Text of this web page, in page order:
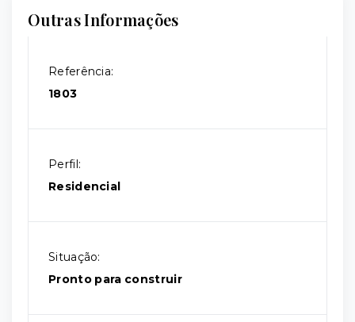
Outras Informações
Referência:
1803
Perfil:
Residencial
Situação:
Pronto para construir